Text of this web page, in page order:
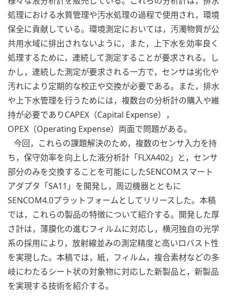
処理における水質管理や汚水処理の過程で使用され，環境
保全に貢献している。環境測定においては，汚濁物質が公
共用水域に排出されないように，また，上下水を効率良く
処理するために，連続して測定することが要求される。し
かし，連続した測定が要求される一方で，センサは劣化や
汚れにより定期的な校正や交換が必要である。また，排水
や上下水管理を行うためには，複数台の分析計の購入や維
持が必要でありCAPEX（Capital Expense），
OPEX（Operating Expense）両面で問題がある。
今回，これらの課題解決のため，複数のセンサ入力を持
ち，保守効率を向上した液分析計「FLXA402」と，センサ
部分のみを交換することを可能にしたSENCOMスマート
アダプタ「SA11」を開発し，周辺機器とともに
SENCOM4.0プラットフォームとしてリリースした。本稿
では，これらの製品の特徴について紹介する。開発した厚
さ計は，薄膜化の進むフィルムに対応し，横河独自の光学
系の採用により，放射線並みの測定精度と高いロバスト性
を実現した。本稿では，紙，フィルム，複合素材などの多
岐にわたるシート状の対象物に対応した新製品と，新製品
を実現する技術を紹介する。